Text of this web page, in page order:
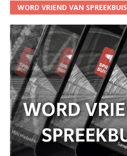
WORD VRIEND VAN SPREEKBUIS